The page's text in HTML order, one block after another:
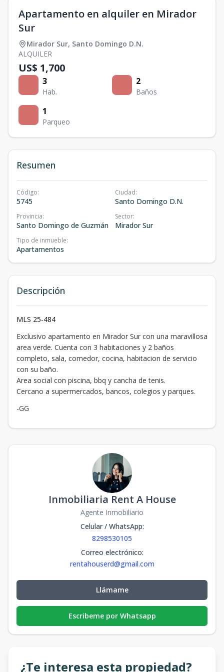
Apartamento en alquiler en Mirador
Sur
Mirador Sur, Santo Domingo D.N.
ALQUILER
US$ 1,700
3
Hab.
2
Baños
1
Parqueo
Resumen
Código:
5745
Ciudad:
Santo Domingo D.N.
Provincia:
Santo Domingo de Guzmán
Sector:
Mirador Sur
Tipo de inmueble:
Apartamentos
Descripción
MLS 25-484
Exclusivo apartamento en Mirador Sur con una maravillosa
area verde. Cuenta con 3 habitaciones y 2 baños
completo, sala, comedor, cocina, habitacion de servicio
con su baño.
Area social con piscina, bbq y cancha de tenis.
Cercano a supermercados, bancos, colegios y parques.
-GG
Inmobiliaria Rent A House
Agente Inmobiliario
Celular / WhatsApp:
8298530105
Correo electrónico:
rentahouserd@gmail.com
Llámame
Escribeme por Whatsapp
¿Te interesa esta propiedad?